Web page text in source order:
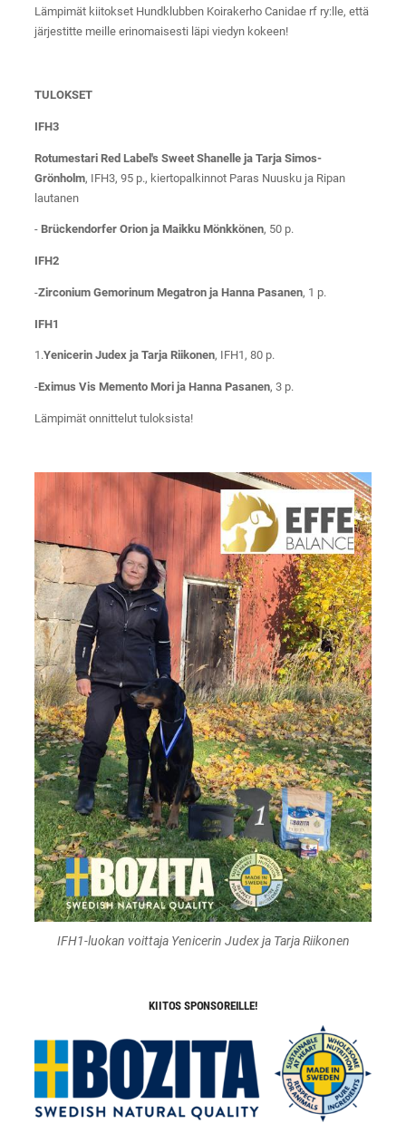
Lämpimät kiitokset Hundklubben Koirakerho Canidae rf ry:lle, että
järjestitte meille erinomaisesti läpi viedyn kokeen!
TULOKSET
IFH3
Rotumestari Red Label's Sweet Shanelle ja Tarja Simos-
Grönholm, IFH3, 95 p., kiertopalkinnot Paras Nuusku ja Ripan
lautanen
- Brückendorfer Orion ja Maikku Mönkkönen, 50 p.
IFH2
-Zirconium Gemorinum Megatron ja Hanna Pasanen, 1 p.
IFH1
1.Yenicerin Judex ja Tarja Riikonen, IFH1, 80 p.
-Eximus Vis Memento Mori ja Hanna Pasanen, 3 p.
Lämpimät onnittelut tuloksista!
IFH1-luokan voittaja Yenicerin Judex ja Tarja Riikonen
KIITOS SPONSOREILLE!